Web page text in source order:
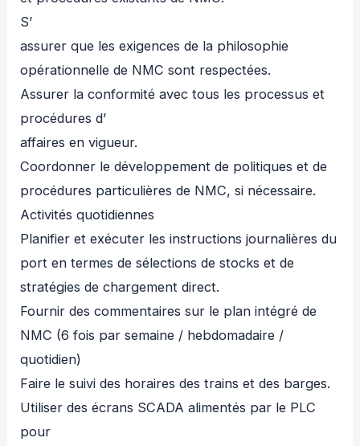
S’
assurer que les exigences de la philosophie
opérationnelle de NMC sont respectées.
Assurer la conformité avec tous les processus et
procédures d’
affaires en vigueur.
Coordonner le développement de politiques et de
procédures particulières de NMC, si nécessaire.
Activités quotidiennes
Planifier et exécuter les instructions journalières du
port en termes de sélections de stocks et de
stratégies de chargement direct.
Fournir des commentaires sur le plan intégré de
NMC (6 fois par semaine / hebdomadaire /
quotidien)
Faire le suivi des horaires des trains et des barges.
Utiliser des écrans SCADA alimentés par le PLC
pour